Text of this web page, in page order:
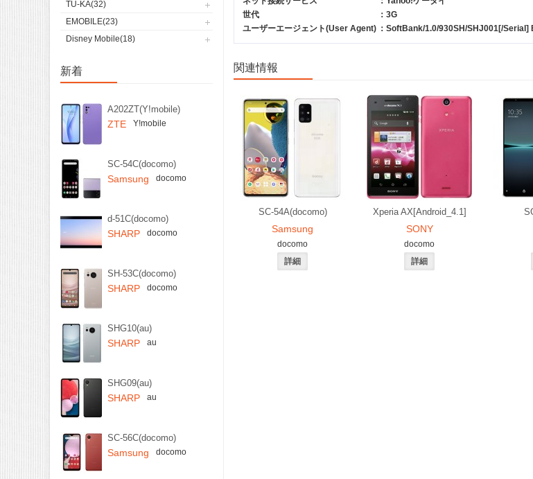
TU-KA(32)
EMOBILE(23)
Disney Mobile(18)
新着
A202ZT(Y!mobile)
ZTE Y!mobile
SC-54C(docomo)
Samsung docomo
d-51C(docomo)
SHARP docomo
SH-53C(docomo)
SHARP docomo
SHG10(au)
SHARP au
SHG09(au)
SHARP au
SC-56C(docomo)
Samsung docomo
世代
：3G
ユーザーエージェント(User Agent) ：SoftBank/1.0/930SH/SHJ001[/
関連情報
SC-54A(docomo)
Samsung
docomo
Xperia AX[Android_4.1]
SONY
docomo